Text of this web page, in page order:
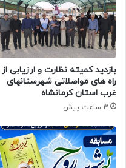
بازدید کمیته نظارت و ارزیابی از
راه های مواصلاتی شهرستانهای
غرب استان کرمانشاه
3 ساعت پیش